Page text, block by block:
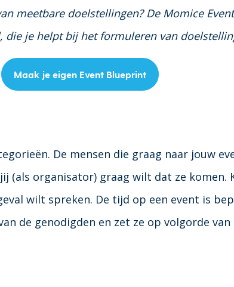
meetbare doelstellingen? De Momice
die je helpt bij het formuleren van
Maak je eigen Event Blueprint
De mensen die graag naar jouw
(als organisator) graag wilt dat ze komen.
wilt spreken. De tijd op een event is
de genodigden en zet ze op volgorde